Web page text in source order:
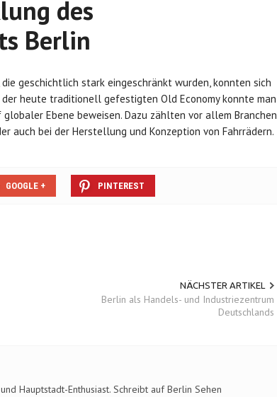
des
Berlin
geschichtlich stark eingeschränkt wurden, konnten sich
heute traditionell gefestigten Old Economy konnte man
Ebene beweisen. Dazu zählten vor allem Branchen
auch bei der Herstellung und Konzeption von Fahrrädern.
GOOGLE + PINTEREST
NÄCHSTER ARTIKEL
Berlin als Handels- und Industriezentrum
Deutschlands
Hauptstadt-Enthusiast. Schreibt auf Berlin Sehen